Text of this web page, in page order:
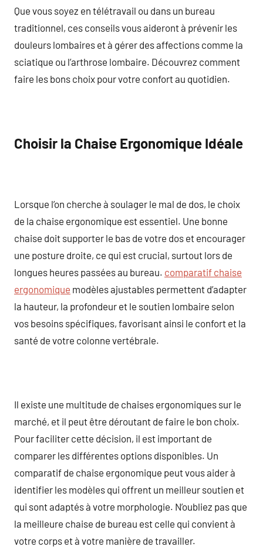
Que vous soyez en télétravail ou dans un bureau
traditionnel, ces conseils vous aideront à prévenir les
douleurs lombaires et à gérer des affections comme la
sciatique ou l’arthrose lombaire. Découvrez comment
faire les bons choix pour votre confort au quotidien.
Choisir la Chaise Ergonomique Idéale
Lorsque l’on cherche à soulager le mal de dos, le choix
de la chaise ergonomique est essentiel. Une bonne
chaise doit supporter le bas de votre dos et encourager
une posture droite, ce qui est crucial, surtout lors de
longues heures passées au bureau. comparatif chaise
ergonomique modèles ajustables permettent d’adapter
la hauteur, la profondeur et le soutien lombaire selon
vos besoins spécifiques, favorisant ainsi le confort et la
santé de votre colonne vertébrale.
Il existe une multitude de chaises ergonomiques sur le
marché, et il peut être déroutant de faire le bon choix.
Pour faciliter cette décision, il est important de
comparer les différentes options disponibles. Un
comparatif de chaise ergonomique peut vous aider à
identifier les modèles qui offrent un meilleur soutien et
qui sont adaptés à votre morphologie. N’oubliez pas que
la meilleure chaise de bureau est celle qui convient à
votre corps et à votre manière de travailler.